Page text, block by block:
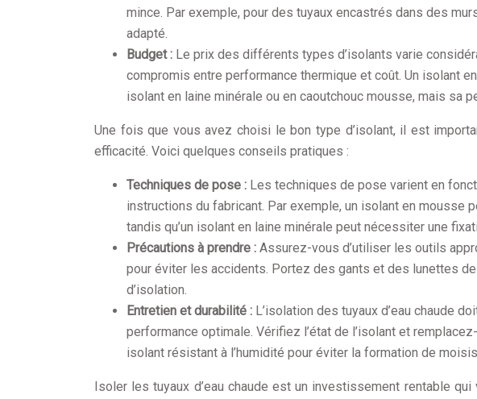
mince. Par exemple, pour des tuyaux encastrés dans des
adapté.
Budget : Le prix des différents types d’isolants varie
compromis entre performance thermique et coût. Un isolant
isolant en laine minérale ou en caoutchouc mousse, mais sa
Une fois que vous avez choisi le bon type d’isolant, il est
efficacité. Voici quelques conseils pratiques :
Techniques de pose : Les techniques de pose varient en
instructions du fabricant. Par exemple, un isolant en mousse
tandis qu’un isolant en laine minérale peut nécessiter une
Précautions à prendre : Assurez-vous d’utiliser les outils
pour éviter les accidents. Portez des gants et des lunettes
d’isolation.
Entretien et durabilité : L’isolation des tuyaux d’eau chaude
performance optimale. Vérifiez l’état de l’isolant et
isolant résistant à l’humidité pour éviter la formation de
Isoler les tuyaux d’eau chaude est un investissement rentable